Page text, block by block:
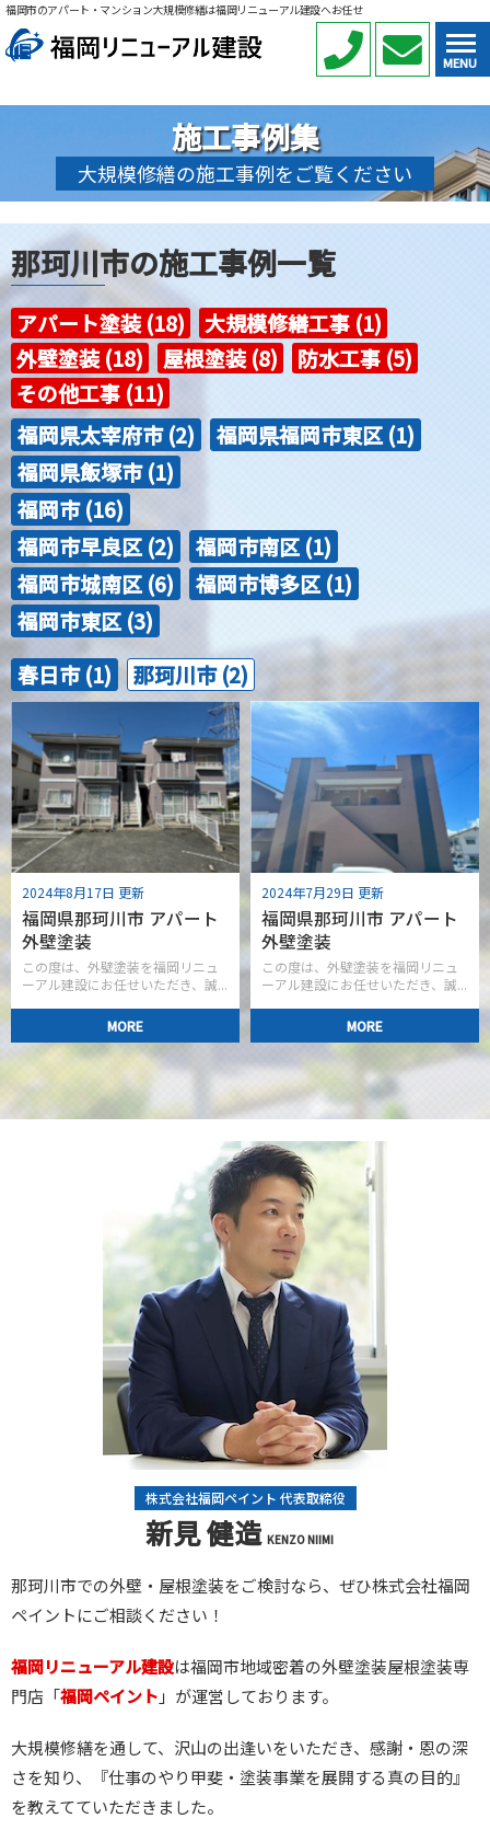
MENU
福岡市のアパート・マンション大規模修繕は福岡リニューアル建設へお任せ
施工事例集
大規模修繕の施工事例をご覧ください
那珂川市の施工事例一覧
アパート塗装 (18)
大規模修繕工事 (1)
外壁塗装 (18)
屋根塗装 (8)
防水工事 (5)
その他工事 (11)
福岡県太宰府市 (2)
福岡県福岡市東区 (1)
福岡県飯塚市 (1)
福岡市 (16)
福岡市早良区 (2)
福岡市南区 (1)
福岡市城南区 (6)
福岡市博多区 (1)
福岡市東区 (3)
春日市 (1)
那珂川市 (2)
2024年8月17日 更新
福岡県那珂川市 アパート
外壁塗装
この度は、外壁塗装を福岡リニュ
ーアル建設にお任せいただき、誠...
MORE
2024年7月29日 更新
福岡県那珂川市 アパート
外壁塗装
この度は、外壁塗装を福岡リニュ
ーアル建設にお任せいただき、誠...
MORE
株式会社福岡ペイント 代表取締役
新見 健造 KENZO NIIMI
那珂川市での外壁・屋根塗装をご検討なら、ぜひ株式会社福岡
ペイントにご相談ください！
福岡リニューアル建設は福岡市地域密着の外壁塗装屋根塗装専
門店「福岡ペイント 」が運営しております。
大規模修繕を通して、沢山の出逢いをいただき、感謝・恩の深
さを知り、『仕事のやり甲斐・塗装事業を展開する真の目的』
を教えてていただきました。